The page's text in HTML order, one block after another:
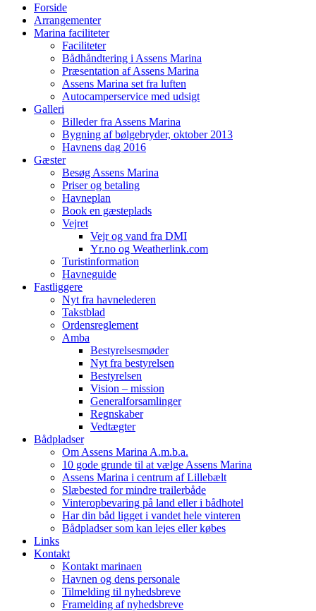
Forside
Arrangementer
Marina faciliteter
Faciliteter
Bådhåndtering i Assens Marina
Præsentation af Assens Marina
Assens Marina set fra luften
Autocamperservice med udsigt
Galleri
Billeder fra Assens Marina
Bygning af bølgebryder, oktober 2013
Havnens dag 2016
Gæster
Besøg Assens Marina
Priser og betaling
Havneplan
Book en gæsteplads
Vejret
Vejr og vand fra DMI
Yr.no og Weatherlink.com
Turistinformation
Havneguide
Fastliggere
Nyt fra havnelederen
Takstblad
Ordensreglement
Amba
Bestyrelsesmøder
Nyt fra bestyrelsen
Bestyrelsen
Vision – mission
Generalforsamlinger
Regnskaber
Vedtægter
Bådpladser
Om Assens Marina A.m.b.a.
10 gode grunde til at vælge Assens Marina
Assens Marina i centrum af Lillebælt
Slæbested for mindre trailerbåde
Vinteropbevaring på land eller i bådhotel
Har din båd ligget i vandet hele vinteren
Bådpladser som kan lejes eller købes
Links
Kontakt
Kontakt marinaen
Havnen og dens personale
Tilmelding til nyhedsbreve
Framelding af nyhedsbreve